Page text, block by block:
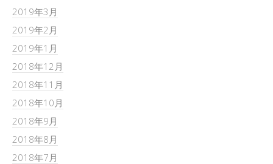
2019年3月
2019年2月
2019年1月
2018年12月
2018年11月
2018年10月
2018年9月
2018年8月
2018年7月